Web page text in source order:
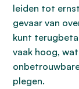
leiden tot
gevaar van
kunt
vaak hoog,
plegen.